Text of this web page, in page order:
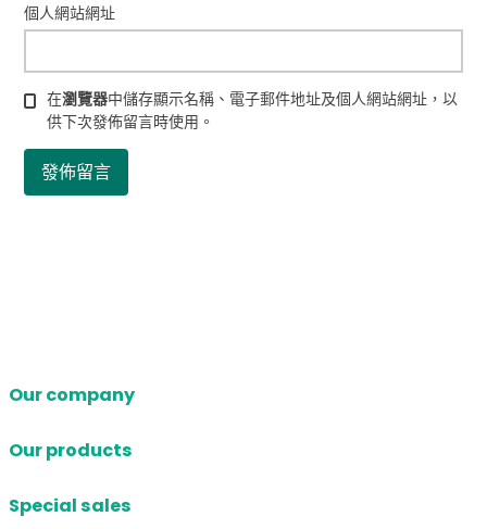
個人網站網址
在瀏覽器中儲存顯示名稱、電子郵件地址及個人網站網址，以
供下次發佈留言時使用。
Our company
Our products
Special sales